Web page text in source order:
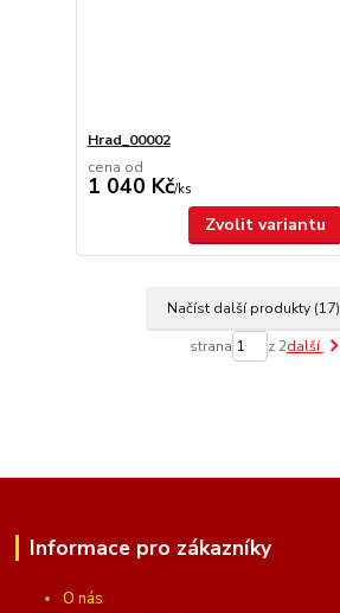
Hrad_00002
cena od
1 040 Kč/ks
Zvolit variantu
Načíst další produkty (17)
strana z 2další
Informace pro zákazníky
O nás